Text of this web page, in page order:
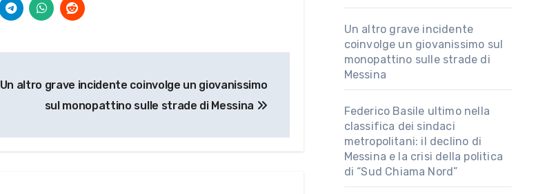
Un altro grave incidente coinvolge un giovanissimo
sul monopattino sulle strade di Messina
Un altro grave incidente
coinvolge un giovanissimo sul
monopattino sulle strade di
Messina
Federico Basile ultimo nella
classifica dei sindaci
metropolitani: il declino di
Messina e la crisi della politica
di “Sud Chiama Nord”